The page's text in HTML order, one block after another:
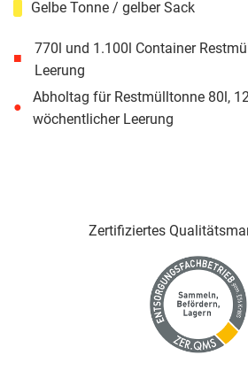
Gelbe Tonne / gelber Sack
■
770l und 1.100l Container
Leerung
●
Abholtag für Restmülltonne 80l,
wöchentlicher Leerung
Zertifiziertes